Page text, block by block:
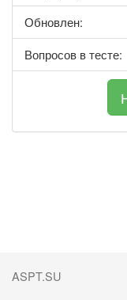
Обновлен:
Вопросов в тесте:
ASPT.SU